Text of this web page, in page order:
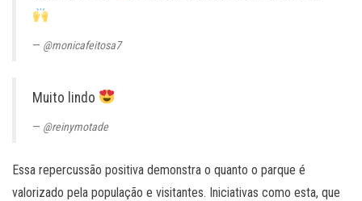
@monicafeitosa7
Muito lindo
@reinymotade
Essa repercussão positiva demonstra o quanto o parque é
valorizado pela população e visitantes. Iniciativas como esta, que